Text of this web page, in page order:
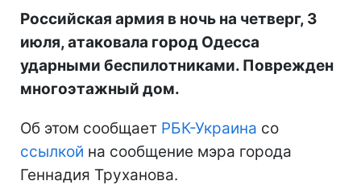
Российская армия в ночь на четверг, 3
июля, атаковала город Одесса
ударными беспилотниками. Поврежден
многоэтажный дом.
Об этом сообщает РБК-Украина со
ссылкой на сообщение мэра города
Геннадия Труханова.